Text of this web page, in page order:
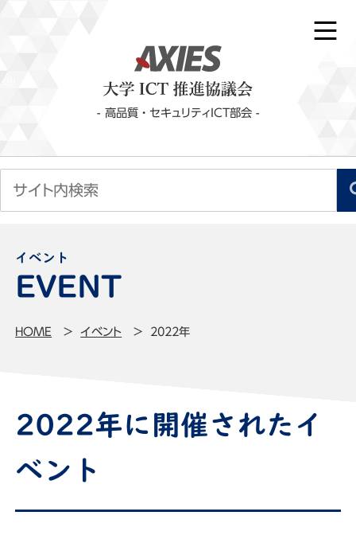
- 高品質・セキュリティICT部会 -
イベント
HOME イベント 2022年
2022年に開催されたイ
ベント